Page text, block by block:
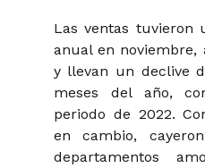
Las ventas tuvieron
anual en noviembre,
y llevan un declive
meses del año,
periodo de 2022.
en cambio,
departamentos